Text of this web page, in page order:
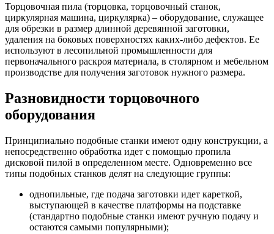
Торцовочная пила (торцовка, торцовочный станок,
циркулярная машина, циркулярка) – оборудование, служащее
для обрезки в размер длинной деревянной заготовки,
удаления на боковых поверхностях каких-либо дефектов. Ее
используют в лесопильной промышленности для
первоначального раскроя материала, в столярном и мебельном
производстве для получения заготовок нужного размера.
Разновидности торцовочного
оборудования
Принципиально подобные станки имеют одну конструкции, а
непосредственно обработка идет с помощью пропила
дисковой пилой в определенном месте. Одновременно все
типы подобных станков делят на следующие группы:
однопильные, где подача заготовки идет кареткой,
выступающей в качестве платформы на подставке
(стандартно подобные станки имеют ручную подачу и
остаются самыми популярными);